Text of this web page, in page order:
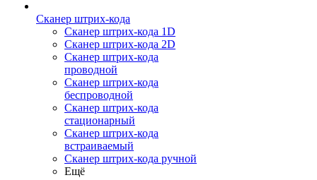
Сканер штрих-кода
Сканер штрих-кода 1D
Сканер штрих-кода 2D
Сканер штрих-кода
проводной
Сканер штрих-кода
беспроводной
Сканер штрих-кода
стационарный
Сканер штрих-кода
встраиваемый
Сканер штрих-кода ручной
Ещё